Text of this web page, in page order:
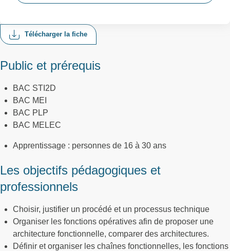
Télécharger la fiche
Public et prérequis
BAC STI2D
BAC MEI
BAC PLP
BAC MELEC
Apprentissage : personnes de 16 à 30 ans
Les objectifs pédagogiques et
professionnels
Choisir, justifier un procédé et un processus technique
Organiser les fonctions opératives afin de proposer une
architecture fonctionnelle, comparer des architectures.
Définir et organiser les chaînes fonctionnelles, les fonctions